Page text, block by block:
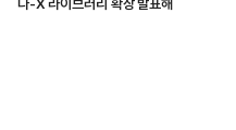
다-X 라이브러리 확장 발표해